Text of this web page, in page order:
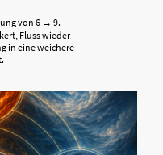
von 6 → 9.
Fluss wieder
in eine weichere